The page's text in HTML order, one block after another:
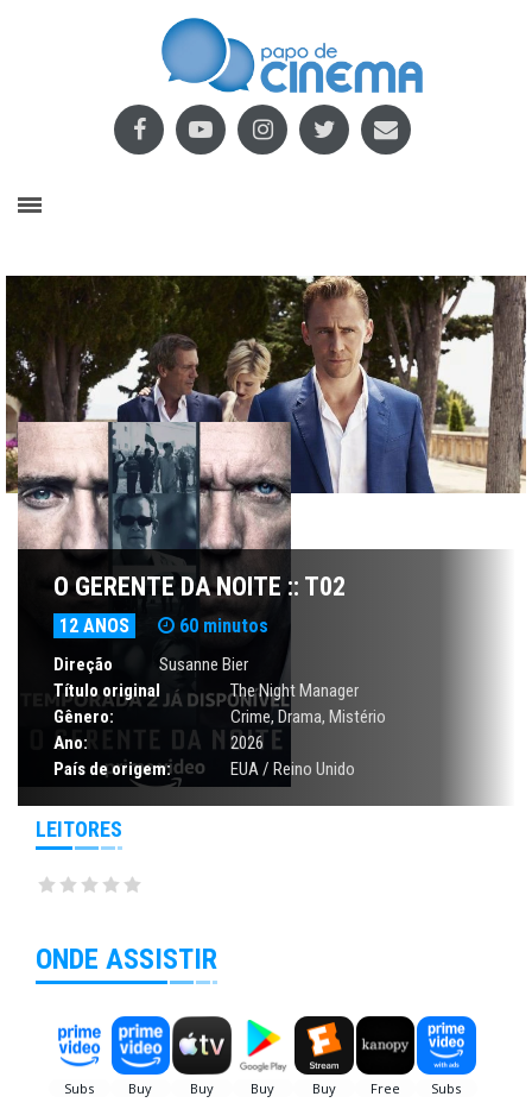
O GERENTE DA NOITE :: T02
12 ANOS 60 minutos
Direção
Susanne Bier
Título original
The Night Manager
Gênero:
Crime, Drama, Mistério
Ano:
2026
País de origem:
EUA / Reino Unido
LEITORES
ONDE ASSISTIR